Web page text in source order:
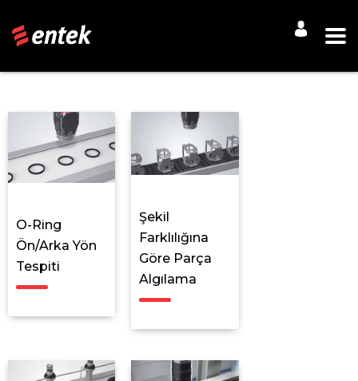
O-Ring
Ön/Arka Yön
Tespiti
Şekil
Farklılığına
Göre Parça
Algılama